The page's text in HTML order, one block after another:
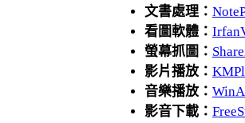
文書處理：
看圖軟體：
螢幕抓圖：
影片播放：
音樂播放：
影音下載：